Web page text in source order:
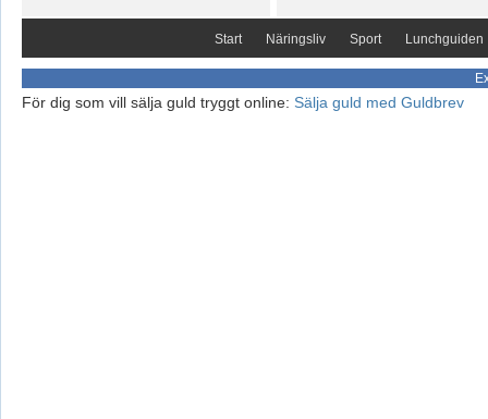
Start Näringsliv Sport Lunchguiden
För dig som vill sälja guld tryggt online: Sälja guld med Guldbrev